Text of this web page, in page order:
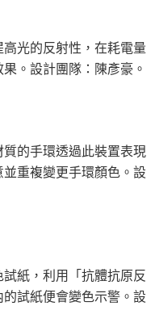
光的反射性，在耗電量
。設計團隊：陳彥豪。
的手環透過此裝置表現
重複變更手環顏色。設
紙，利用「抗體抗原反
試紙便會變色示警。設